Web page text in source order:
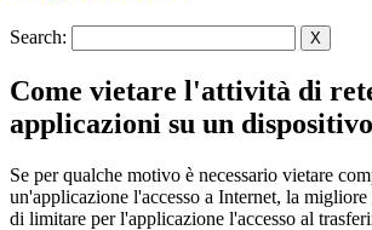
Search: X
Come vietare l'attività di
applicazioni su un
Se per qualche motivo è necessario vietare
un'applicazione l'accesso a Internet, la migliore
di limitare per l'applicazione l'accesso al